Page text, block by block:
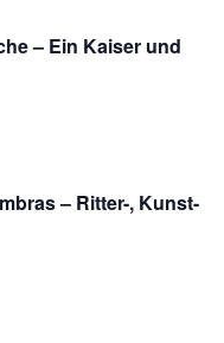
– Ein Kaiser und
– Ritter-, Kunst-